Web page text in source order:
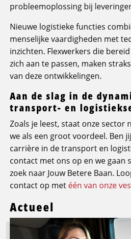
probleemoplossing bij
Nieuwe logistieke functies
menselijke vaardigheden met
inzichten. Flexwerkers die
zich aan te passen, maken
van deze ontwikkelingen.
Aan de slag in de
transport- en
Zoals je leest, staat onze sector
we als een groot voordeel. Ben
carrière in de transport en
contact met ons op en we gaan
zoek naar Jouw Betere Baan.
contact op met één van onze
Actueel
Lees